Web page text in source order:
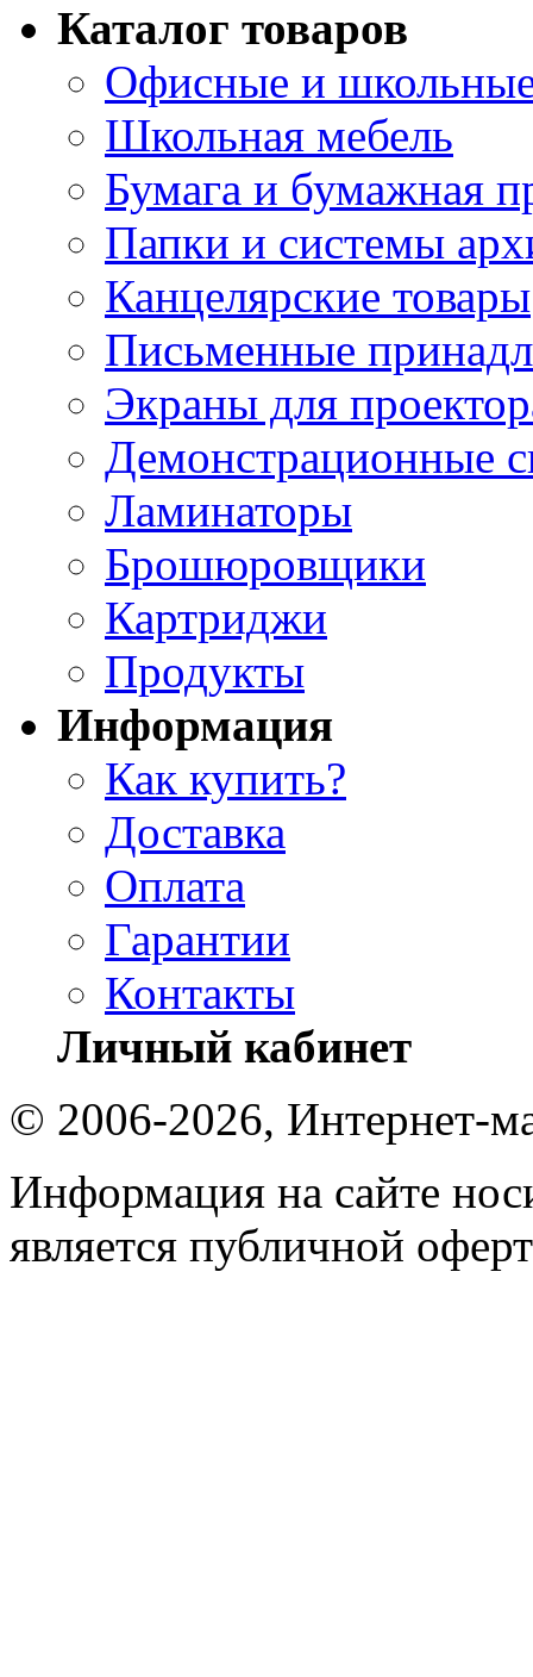
Каталог товаров
Офисные и
Школьная мебель
Бумага и бумажная
Папки и системы
Канцелярские товары
Письменные
Экраны для
Демонстрационные
Ламинаторы
Брошюровщики
Картриджи
Продукты
Информация
Как купить?
Доставка
Оплата
Гарантии
Контакты
Личный кабинет
© 2006-2026, Интернет-
Информация на сайте
является публичной